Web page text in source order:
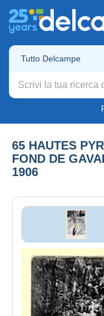
Tutto Delcampe
65 HAUTES
FOND DE
1906